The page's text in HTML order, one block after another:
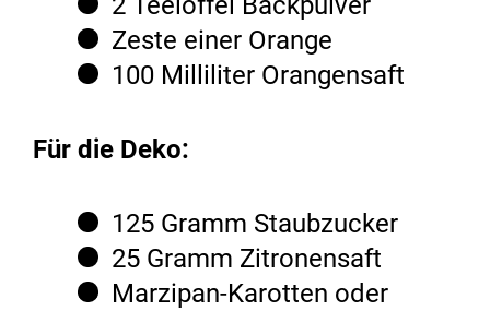
Zeste einer Orange
100 Milliliter Orangensaft
Für die Deko:
125 Gramm Staubzucker
25 Gramm Zitronensaft
Marzipan-Karotten oder